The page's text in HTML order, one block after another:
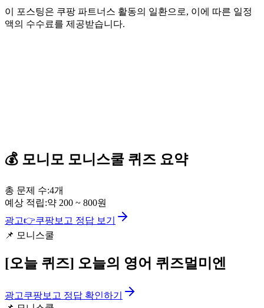
이 포스팅은 쿠팡 파트너스 활동의 일환으로, 이에 따른 일정
액의 수수료를 제공받습니다.
💰 모니모 모니스쿨 퀴즈 요약
총 문제 수:4개
예상 적립:약 200 ~ 800원
광고👉쿠팡보고 정답 보기
📌 모니스쿨
[오늘 퀴즈] 오늘의 영어 퀴즈멀미엔
광고쿠팡보고 정답 확인하기